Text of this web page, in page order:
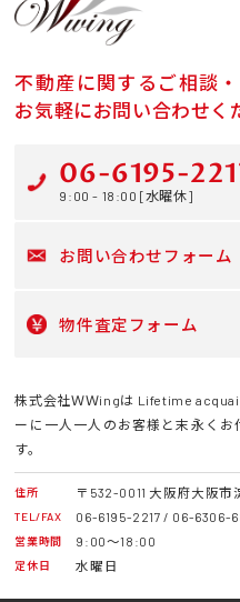
不動産に関するご相談
お気軽にお問い合わせく
06-6195-
9:00 - 18:00 [水曜休]
お問い合わせフォーム
物件査定フォーム
株式会社ＷＷingは Lifetime
ーに一人一人のお客様と末永く
す。
住所 〒532-0011 大阪府大阪市
TEL/FAX 06-6195-2217 / 06-6306-
営業時間 9:00～18:00
定休日 水曜日